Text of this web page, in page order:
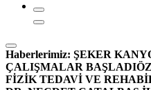
Haberlerimiz: ŞEKER
ÇALIŞMALAR BAŞLADI
FİZİK TEDAVİ VE